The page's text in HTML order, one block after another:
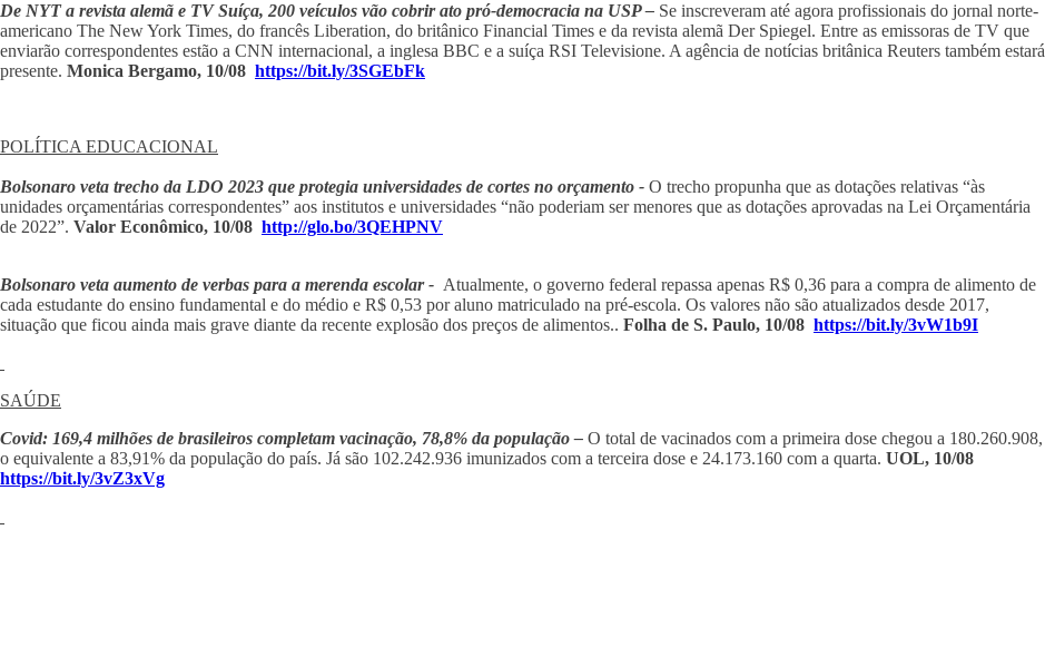
De NYT a revista alemã e TV Suíça, 200 veículos vão cobrir ato pró-democracia na USP – Se inscreveram até agora profissionais do jornal norte-
americano The New York Times, do francês Liberation, do britânico Financial Times e da revista alemã Der Spiegel. Entre as emissoras de TV que
enviarão correspondentes estão a CNN internacional, a inglesa BBC e a suíça RSI Televisione. A agência de notícias britânica Reuters também estará
presente. Monica Bergamo, 10/08 https://bit.ly/3SGEbFk
POLÍTICA EDUCACIONAL
Bolsonaro veta trecho da LDO 2023 que protegia universidades de cortes no orçamento - O trecho propunha que as dotações relativas “às
unidades orçamentárias correspondentes” aos institutos e universidades “não poderiam ser menores que as dotações aprovadas na Lei Orçamentária
de 2022”. Valor Econômico, 10/08 http://glo.bo/3QEHPNV
Bolsonaro veta aumento de verbas para a merenda escolar - Atualmente, o governo federal repassa apenas R$ 0,36 para a compra de alimento de
cada estudante do ensino fundamental e do médio e R$ 0,53 por aluno matriculado na pré-escola. Os valores não são atualizados desde 2017,
situação que ficou ainda mais grave diante da recente explosão dos preços de alimentos.. Folha de S. Paulo, 10/08 https://bit.ly/3vW1b9I
SAÚDE
Covid: 169,4 milhões de brasileiros completam vacinação, 78,8% da população – O total de vacinados com a primeira dose chegou a 180.260.908,
o equivalente a 83,91% da população do país. Já são 102.242.936 imunizados com a terceira dose e 24.173.160 com a quarta. UOL, 10/08
https://bit.ly/3vZ3xVg